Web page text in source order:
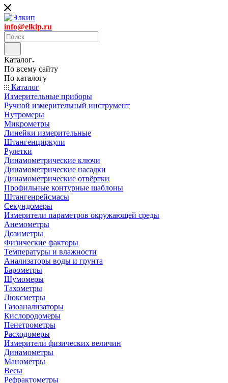
info@elkip.ru
Каталог
По всему сайту
По каталогу
Каталог
Измерительные приборы
Ручной измерительный инструмент
Нутромеры
Микрометры
Линейки измерительные
Штангенциркули
Рулетки
Динамометрические ключи
Динамометрические насадки
Динамометрические отвёртки
Профильные контурные шаблоны
Штангенрейсмасы
Секундомеры
Измерители параметров окружающей среды
Анемометры
Дозиметры
Физические факторы
Температуры и влажности
Анализаторы воды и грунта
Барометры
Шумомеры
Тахометры
Люксметры
Газоанализаторы
Кислородомеры
Пенетрометры
Расходомеры
Измерители физических величин
Динамометры
Манометры
Весы
Рефрактометры